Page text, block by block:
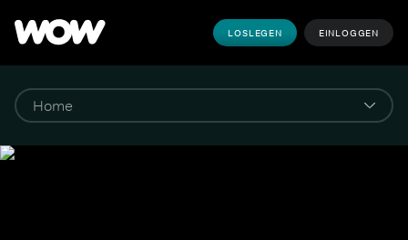
LOSLEGEN EINLOGGEN